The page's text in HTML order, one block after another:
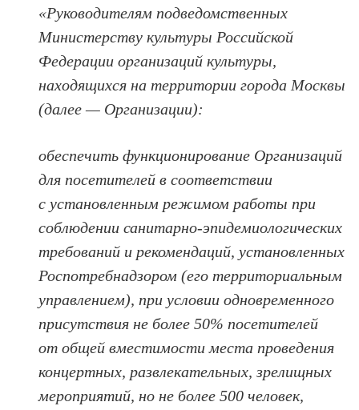
«Руководителям подведомственных
Министерству культуры Российской
Федерации организаций культуры,
находящихся на территории города Москвы
(далее — Организации):
обеспечить функционирование Организаций
для посетителей в соответствии
с установленным режимом работы при
соблюдении санитарно-эпидемиологических
требований и рекомендаций, установленных
Роспотребнадзором (его территориальным
управлением), при условии одновременного
присутствия не более 50% посетителей
от общей вместимости места проведения
концертных, развлекательных, зрелищных
мероприятий, но не более 500 человек,